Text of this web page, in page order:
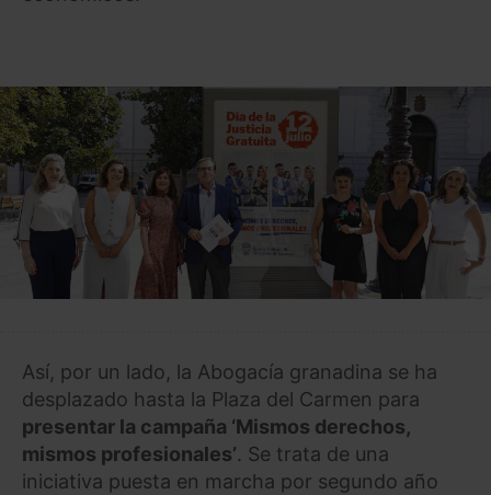
Así, por un lado, la Abogacía granadina se ha
desplazado hasta la Plaza del Carmen para
presentar la campaña ‘Mismos derechos,
mismos profesionales’. Se trata de una
iniciativa puesta en marcha por segundo año